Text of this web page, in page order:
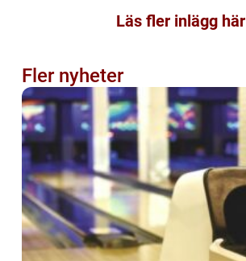
Läs fler inlägg här
Fler nyheter